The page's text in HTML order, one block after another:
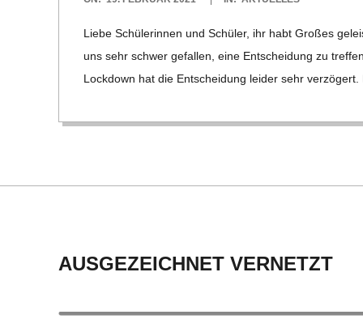
Liebe Schü­le­rin­nen und Schü­ler, ihr habt Gro­ßes
uns sehr schwer gefal­len, eine Ent­schei­dung zu
Lock­down hat die Ent­schei­dung lei­der sehr
AUSGEZEICHNET VERNETZT